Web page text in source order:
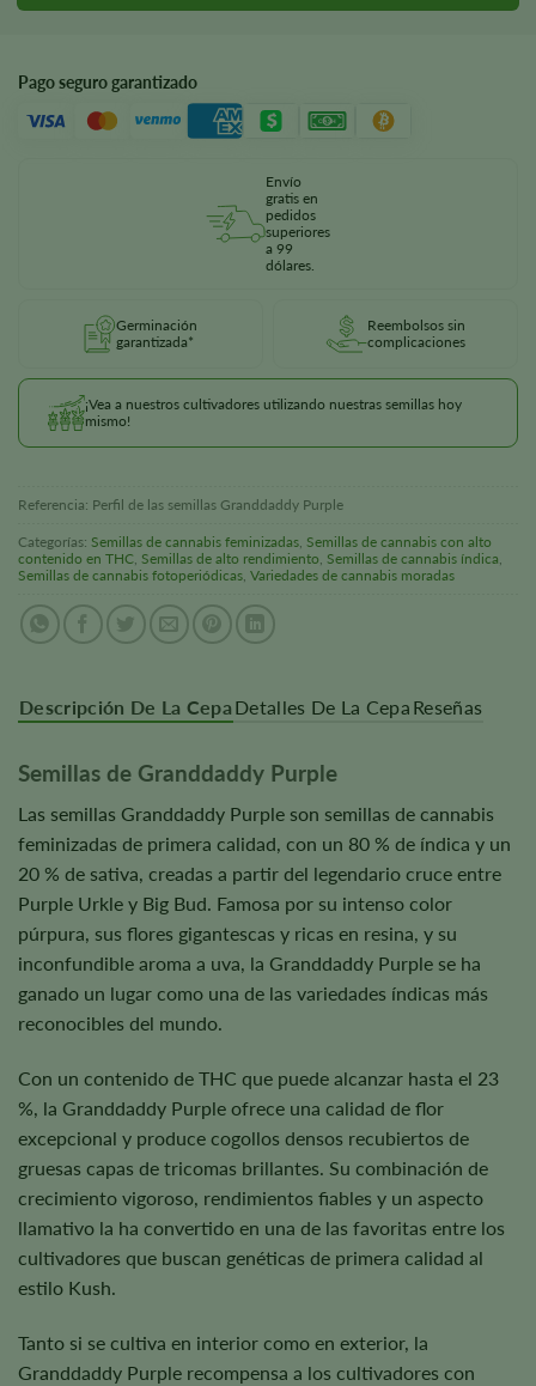
Pago seguro garantizado
Envío
gratis en
pedidos
superiores
a 99
dólares.
Germinación
garantizada*
Reembolsos sin
complicaciones
¡Vea a nuestros cultivadores utilizando nuestras semillas hoy
mismo!
Referencia: Perfil de las semillas Granddaddy Purple
Categorías: Semillas de cannabis feminizadas, Semillas de cannabis con alto
contenido en THC, Semillas de alto rendimiento, Semillas de cannabis índica,
Semillas de cannabis fotoperiódicas, Variedades de cannabis moradas
Descripción De La Cepa Detalles De La Cepa Reseñas
Semillas de Granddaddy Purple
Las semillas Granddaddy Purple son semillas de cannabis
feminizadas de primera calidad, con un 80 % de índica y un
20 % de sativa, creadas a partir del legendario cruce entre
Purple Urkle y Big Bud. Famosa por su intenso color
púrpura, sus flores gigantescas y ricas en resina, y su
inconfundible aroma a uva, la Granddaddy Purple se ha
ganado un lugar como una de las variedades índicas más
reconocibles del mundo.
Con un contenido de THC que puede alcanzar hasta el 23
%, la Granddaddy Purple ofrece una calidad de flor
excepcional y produce cogollos densos recubiertos de
gruesas capas de tricomas brillantes. Su combinación de
crecimiento vigoroso, rendimientos fiables y un aspecto
llamativo la ha convertido en una de las favoritas entre los
cultivadores que buscan genéticas de primera calidad al
estilo Kush.
Tanto si se cultiva en interior como en exterior, la
Granddaddy Purple recompensa a los cultivadores con